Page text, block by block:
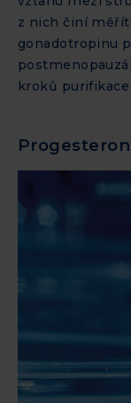
z nich činí
gonadotropinu
kroků